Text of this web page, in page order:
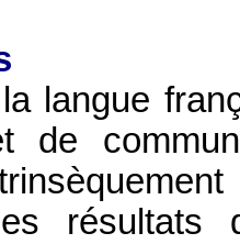
langue
de